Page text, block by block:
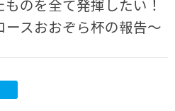
のを全て発揮したい！
スおおぞら杯の報告～